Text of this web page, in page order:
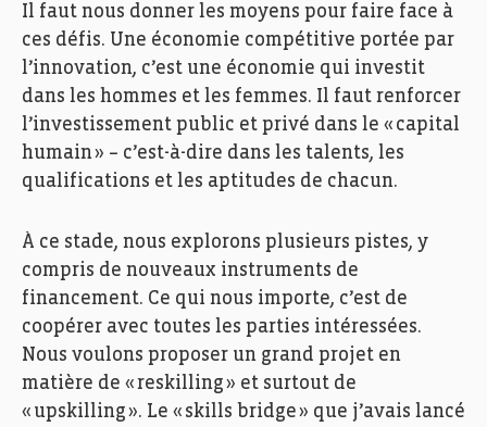
Il faut nous donner les moyens pour faire face à
ces défis. Une économie compétitive portée par
l’innovation, c’est une économie qui investit
dans les hommes et les femmes. Il faut renforcer
l’investissement public et privé dans le « capital
humain» – c’est-à-dire dans les talents, les
qualifications et les aptitudes de chacun.
À ce stade, nous explorons plusieurs pistes, y
compris de nouveaux instruments de
financement. Ce qui nous importe, c’est de
coopérer avec toutes les parties intéressées.
Nous voulons proposer un grand projet en
matière de «reskilling» et surtout de
« upskilling». Le « skills bridge » que j’avais lancé